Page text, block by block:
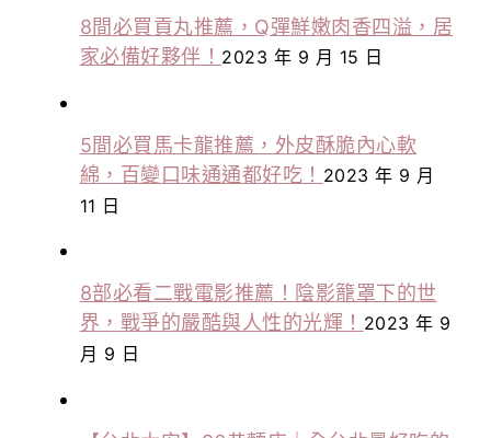
8間必買貢丸推薦，Q彈鮮嫩肉香四溢，居
家必備好夥伴！ 2023 年 9 月 15 日
5間必買馬卡龍推薦，外皮酥脆內心軟
綿，百變口味通通都好吃！ 2023 年 9 月
11 日
8部必看二戰電影推薦！陰影籠罩下的世
界，戰爭的嚴酷與人性的光輝！ 2023 年 9
月 9 日